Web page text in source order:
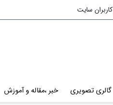
کاربران سایت
گالری تصویری خبر ،مقاله و آموزش